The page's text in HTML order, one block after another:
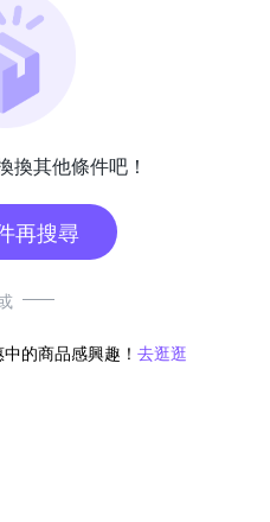
換其他條件吧！
再搜尋
的商品感興趣！ 去逛逛